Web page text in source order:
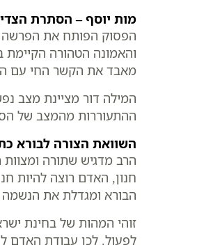
מות יוסף – הסתרת
הפסוק הפותח את הפרשה
והאמונה הטהורה
מאבד את הקשר החי עם
המילה דור מציינת מצב
ההתעוררות מהמצב של
השוואת הצורה לבורא
הרב מדגיש שתורה
חנון, האדם רוצה להיות
הבורא ומגדלת את הנשמה
זוהי המהות של בחינת
לפעול. לכן עבודת האדם